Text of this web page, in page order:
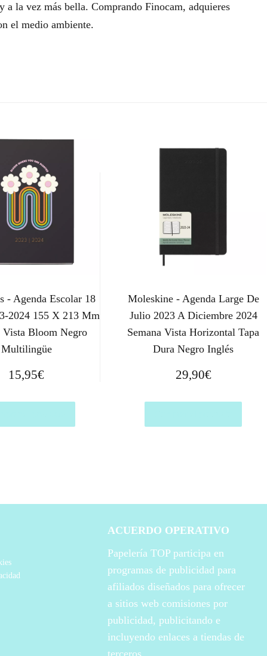
la vez más bella. Comprando Finocam, adquieres
el medio ambiente.
- Agenda Escolar 18
2024 155 X 213 Mm
Vista Bloom Negro
Multilingüe
15,95€
Moleskine - Agenda Large De
Julio 2023 A Diciembre 2024
Semana Vista Horizontal Tapa
Dura Negro Inglés
29,90€
ACUERDO OPERATIVO
Papelería TOP participa en
programas de publicidad para
afiliados diseñados para ofrecer
a sitios web comisiones por
publicidad, publicitando e
incluyendo enlaces a tiendas de
terceros.